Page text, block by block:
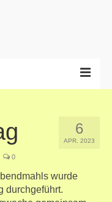
6
APR. 2023
0
wurde
durchgeführt.